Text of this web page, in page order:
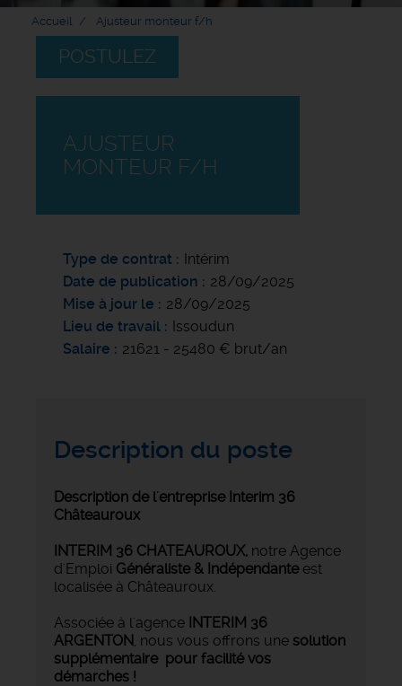
Accueil Ajusteur monteur f/h
POSTULEZ
AJUSTEUR
MONTEUR F/H
Type de contrat
Intérim
Date de publication
28/09/2025
Mise à jour le
28/09/2025
Lieu de travail
Issoudun
Salaire
21621 - 25480 € brut/an
Description du poste
Description de l'entreprise Interim 36
Châteauroux
INTERIM 36 CHATEAUROUX, notre Agence
d'Emploi Généraliste & Indépendante est
localisée à Châteauroux.
Associée à l'agence INTERIM 36
ARGENTON, nous vous offrons une solution
supplémentaire pour facilité vos
démarches !